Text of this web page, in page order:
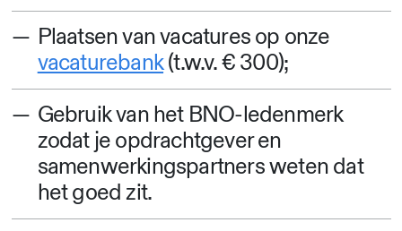
Plaatsen van vacatures op onze
vacaturebank(t.w.v. € 300);
Gebruik van het BNO-ledenmerk
zodat je opdrachtgever en
samenwerkingspartners weten dat
het goed zit.